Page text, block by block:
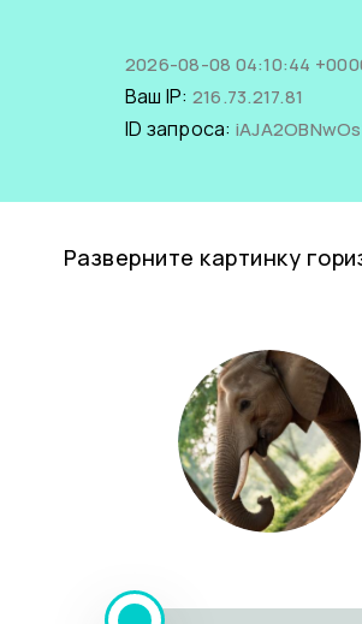
2026-08-08 04:10:44
Ваш IP: 216.73.217.81
ID запроса:
Разверните картинку